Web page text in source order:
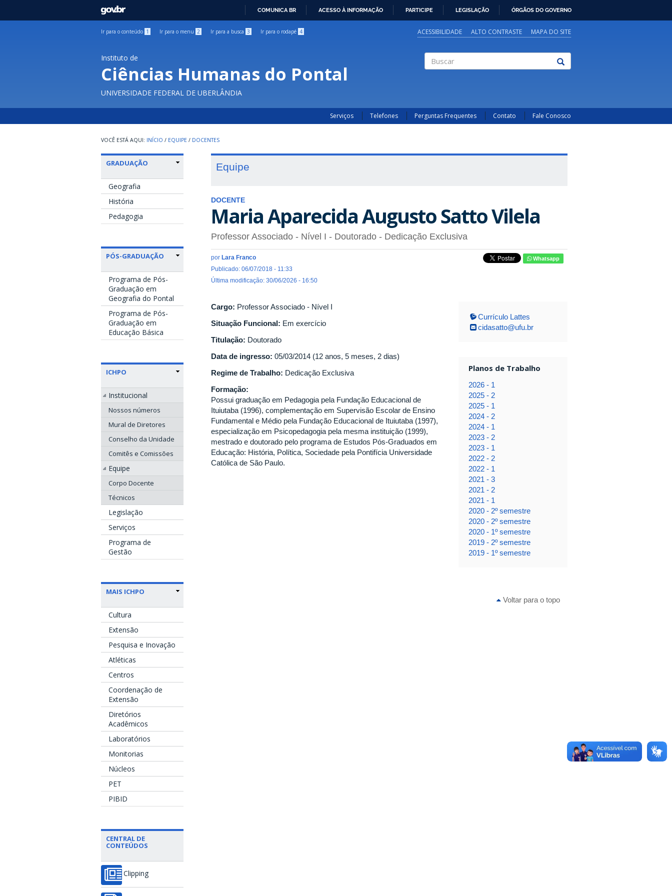
GOVBR
COMUNICA BR ACESSO À INFORMAÇÃO PARTICIPE LEGISLAÇÃO ÓRGÃOS DO GOVERNO
Ir para o conteúdo 1 Ir para o menu 2 Ir para a busca 3 Ir para o rodapé 4 ACESSIBILIDADE ALTO CONTRASTE MAPA DO SITE
Instituto de
Ciências Humanas do Pontal
UNIVERSIDADE FEDERAL DE UBERLÂNDIA
Serviços Telefones Perguntas Frequentes Contato Fale Conosco
INÍCIO / EQUIPE / DOCENTES
GRADUAÇÃO
Geografia
História
Pedagogia
PÓS-GRADUAÇÃO
Programa de Pós-
Graduação em
Geografia do Pontal
Programa de Pós-
Graduação em
Educação Básica
ICHPO
Institucional
Nossos números
Mural de Diretores
Conselho da Unidade
Comitês e Comissões
Equipe
Corpo Docente
Técnicos
Legislação
Serviços
Programa de
Gestão
MAIS ICHPO
Cultura
Extensão
Pesquisa e Inovação
Atléticas
Centros
Coordenação de
Extensão
Diretórios
Acadêmicos
Laboratórios
Monitorias
Núcleos
PET
PIBID
CENTRAL DE
CONTEÚDOS
Clipping
Equipe
DOCENTE
Maria Aparecida Augusto Satto Vilela
Professor Associado - Nível I - Doutorado - Dedicação Exclusiva
por Lara Franco
Publicado: 06/07/2018 - 11:33
Última modificação: 30/06/2026 - 16:50
Whatsapp
Cargo: Professor Associado - Nível I
Situação Funcional: Em exercício
Titulação: Doutorado
Data de ingresso: 05/03/2014 (12 anos, 5 meses, 2 dias)
Regime de Trabalho: Dedicação Exclusiva
Formação:
Possui graduação em Pedagogia pela Fundação Educacional de
Ituiutaba (1996), complementação em Supervisão Escolar de Ensino
Fundamental e Médio pela Fundação Educacional de Ituiutaba (1997),
especialização em Psicopedagogia pela mesma instituição (1999),
mestrado e doutorado pelo programa de Estudos Pós-Graduados em
Educação: História, Política, Sociedade pela Pontifícia Universidade
Católica de São Paulo.
Currículo Lattes
cidasatto@ufu.br
Planos de Trabalho
2026 - 1
2025 - 2
2025 - 1
2024 - 2
2024 - 1
2023 - 2
2023 - 1
2022 - 2
2022 - 1
2021 - 3
2021 - 2
2021 - 1
2020 - 2º semestre
2020 - 2º semestre
2020 - 1º semestre
2019 - 2º semestre
2019 - 1º semestre
Voltar para o topo